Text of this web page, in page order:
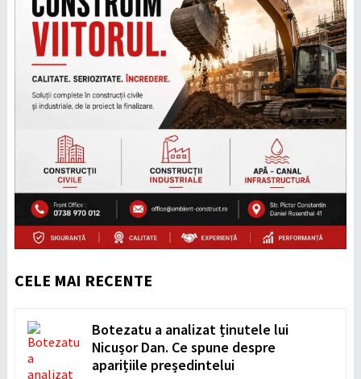
CELE MAI RECENTE
Botezatu a analizat ținutele lui
Nicușor Dan. Ce spune despre
aparițiile președintelui